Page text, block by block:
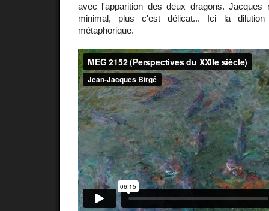
avec l'apparition des deux dragons. Jacques
minimal, plus c'est délicat... Ici la dilution
métaphorique.